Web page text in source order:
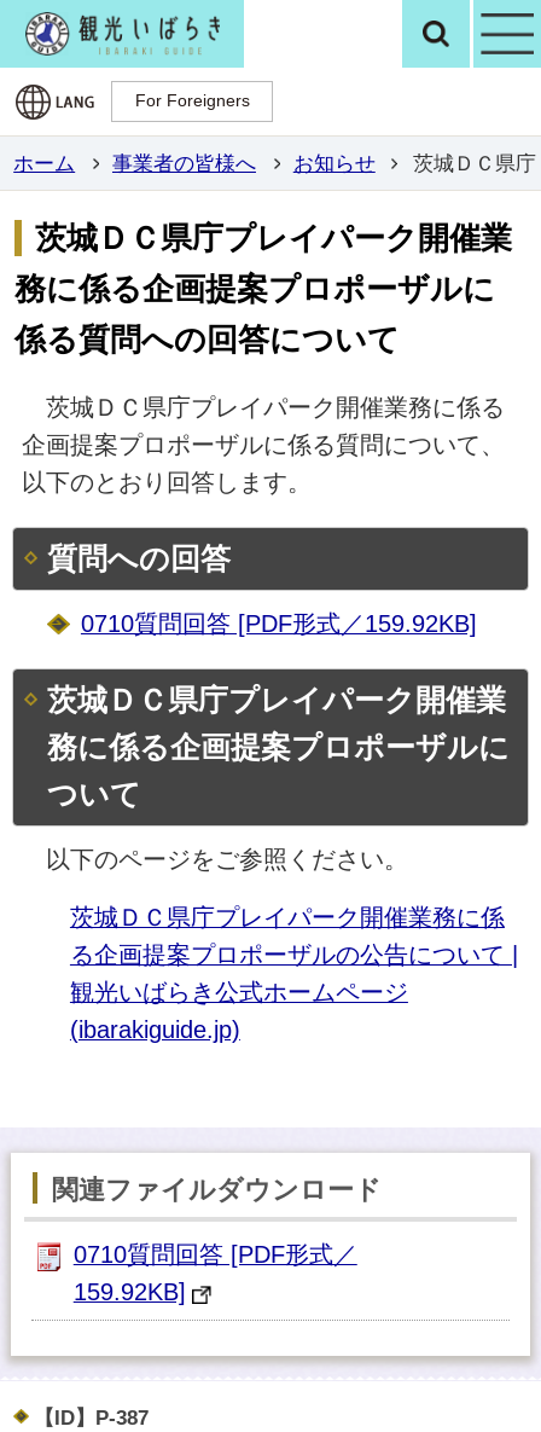
観光いばらき検
For Foreigners
For Foreigners
ホーム 事業者の皆様へ お知らせ 茨城ＤＣ県
茨城ＤＣ県庁プレイパーク開催業
務に係る企画提案プロポーザルに
係る質問への回答について
茨城ＤＣ県庁プレイパーク開催業務に係る
企画提案プロポーザルに係る質問について、
以下のとおり回答します。
質問への回答
0710質問回答 [PDF形式／159.92KB]
茨城ＤＣ県庁プレイパーク開催業
務に係る企画提案プロポーザルに
ついて
以下のページをご参照ください。
茨城ＤＣ県庁プレイパーク開催業務に係
る企画提案プロポーザルの公告について |
観光いばらき公式ホームページ
(ibarakiguide.jp)
関連ファイルダウンロード
0710質問回答 [PDF形式／
159.92KB]
【ID】 P-387